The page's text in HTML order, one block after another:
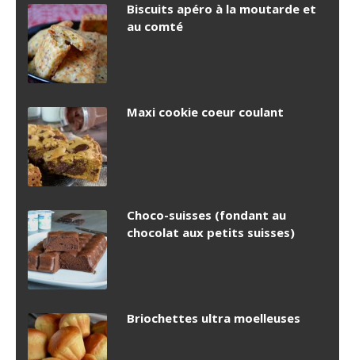
Biscuits apéro à la moutarde et
au comté
Maxi cookie coeur coulant
Choco-suisses (fondant au
chocolat aux petits suisses)
Briochettes ultra moelleuses